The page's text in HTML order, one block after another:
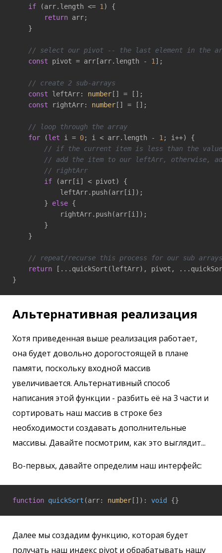
if (arr.length <= 1 ) {
return arr;
    }
// select our pivot -- the last element in the
const pivot = arr[arr.length - 1 ];
// create 2 sub-arrays
const leftArr: number [] = [];
const rightArr: number [] = [];
// loop through the array
for (let i = 0; i < arr.length - 1 ; i++) {
// if the current item is less than the
// add the item to our leftArr, otherwise,
// rightArr
if (arr[i] < pivot) {
            leftArr.push(arr[i]);
        }
else {
            rightArr.push(arr[i]);
        }
    }
// repeat/recurse this process for our sub arrays
return [...quickSort(leftArr), pivot,
}
Альтернативная реализация
Хотя приведенная выше реализация работает,
она будет довольно дорогостоящей в плане
памяти, поскольку входной массив
увеличивается. Альтернативный способ
написания этой функции - разбить её на 3 части и
сортировать наш массив в строке без
необходимости создавать дополнительные
массивы. Давайте посмотрим, как это выглядит...
Во-первых, давайте определим наш интерфейс:
function quickSort (arr: number [] ): void {}
Далее мы создадим функцию, которая будет
получать наш индекс pivot и обрабатывать нашу